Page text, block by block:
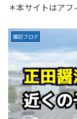
＊本サイトはアフ
雑記ブログ